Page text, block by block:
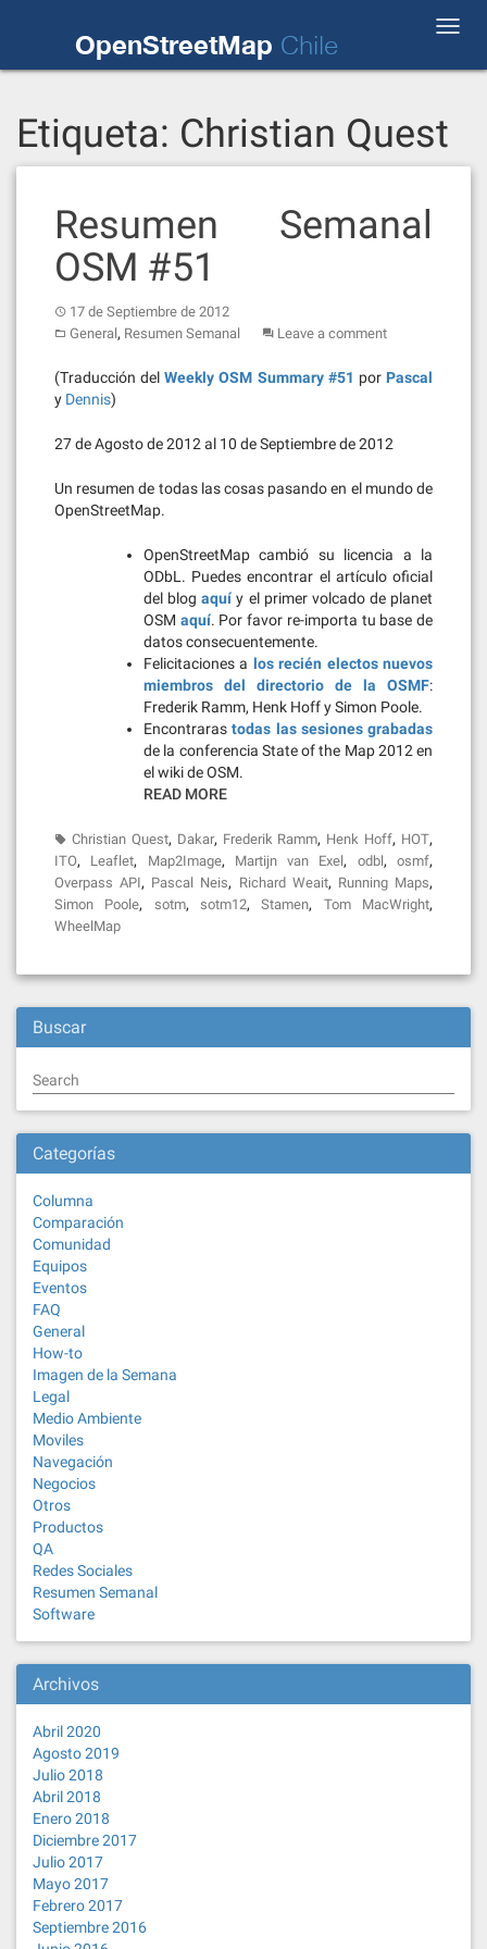
OpenStreetMap Chile
Etiqueta: Christian Quest
Resumen Semanal
OSM #51
17 de Septiembre de 2012
General, Resumen Semanal Leave a comment
(Traducción delWeekly OSM Summary #51 por Pascal
y Dennis)
27 de Agosto de 2012 al 10 de Septiembre de 2012
Un resumen de todas las cosas pasando en el mundo de
OpenStreetMap.
OpenStreetMap cambió su licencia a la
ODbL. Puedes encontrar el artículo oficial
del blogaquíy el primer volcado de planet
OSM aquí. Por favor re-importa tu base de
datos consecuentemente.
Felicitaciones a los recién electos nuevos
miembros del directorio de la OSMF:
Frederik Ramm, Henk Hoff y Simon Poole.
Encontrarastodas las sesiones grabadas
de la conferencia State of the Map 2012 en
el wiki de OSM.
READ MORE
Christian Quest, Dakar, Frederik Ramm, Henk Hoff, HOT,
ITO, Leaflet, Map2Image, Martijn van Exel, odbl,osmf,
Overpass API, Pascal Neis, Richard Weait, Running Maps,
Simon Poole, sotm,sotm12,Stamen, Tom MacWright,
WheelMap
Buscar
Search
Categorías
Columna
Comparación
Comunidad
Equipos
Eventos
FAQ
General
How-to
Imagen de la Semana
Legal
Medio Ambiente
Moviles
Navegación
Negocios
Otros
Productos
QA
Redes Sociales
Resumen Semanal
Software
Archivos
Abril 2020
Agosto 2019
Julio 2018
Abril 2018
Enero 2018
Diciembre 2017
Julio 2017
Mayo 2017
Febrero 2017
Septiembre 2016